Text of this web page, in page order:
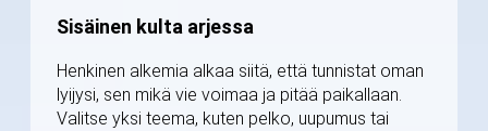
Sisäinen kulta arjessa
Henkinen alkemia alkaa siitä, että tunnistat oman
lyijysi, sen mikä vie voimaa ja pitää paikallaan.
Valitse yksi teema, kuten pelko, uupumus tai